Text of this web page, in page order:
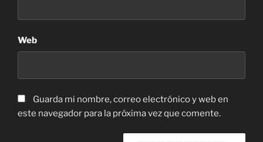
Web
Guarda mi nombre, correo electrónico y web en
este navegador para la próxima vez que comente.